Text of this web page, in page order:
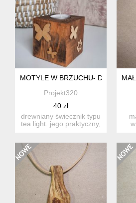
MOTYLE W BRZUCHU-
Projekt320
40 zł
drewniany świecznik typu
tea light. jego praktyczny,